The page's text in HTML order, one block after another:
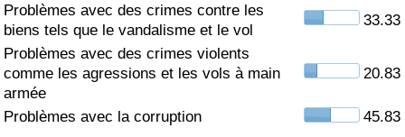
Problèmes avec des crimes contre les
biens tels que le vandalisme et le vol
33.33
Problèmes avec des crimes violents
comme les agressions et les vols à main
armée
20.83
Problèmes avec la corruption 45.83
Indice de Pollution par Pays
Trafic
Indice de Trafic